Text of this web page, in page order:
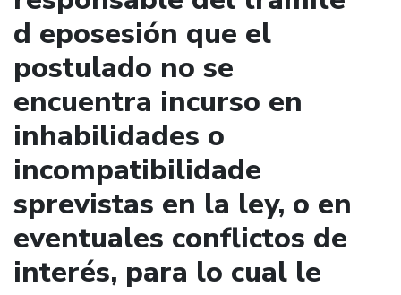
d eposesión que el
postulado no se
encuentra incurso en
inhabilidades o
incompatibilidade
sprevistas en la ley, o en
eventuales conflictos de
interés, para lo cual le